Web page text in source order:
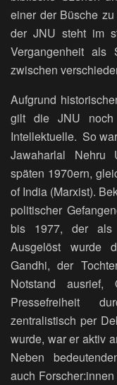
einer der Büsche
der JNU steht im
Vergangenheit als
zwischen
Aufgrund
gilt die JNU noch
Intellektuelle. So
Jawaharlal Nehru
späten 1970ern,
of India (Marxist).
politischer
bis 1977, der als
Ausgelöst wurde
Gandhi, der
Notstand ausrief,
Pressefreiheit
zentralistisch per
wurde, war er aktiv
Neben
auch